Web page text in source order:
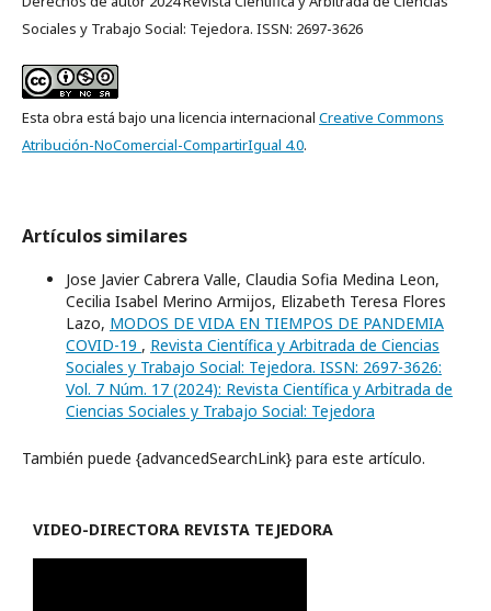
Sociales y Trabajo Social: Tejedora. ISSN: 2697-3626
Esta obra está bajo una licencia internacional Creative Commons
Atribución-NoComercial-CompartirIgual 4.0.
Artículos similares
Jose Javier Cabrera Valle, Claudia Sofia Medina Leon,
Cecilia Isabel Merino Armijos, Elizabeth Teresa Flores
Lazo, MODOS DE VIDA EN TIEMPOS DE PANDEMIA
COVID-19 , Revista Científica y Arbitrada de Ciencias
Sociales y Trabajo Social: Tejedora. ISSN: 2697-3626:
Vol. 7 Núm. 17 (2024): Revista Científica y Arbitrada de
Ciencias Sociales y Trabajo Social: Tejedora
También puede {advancedSearchLink} para este artículo.
VIDEO-DIRECTORA REVISTA TEJEDORA